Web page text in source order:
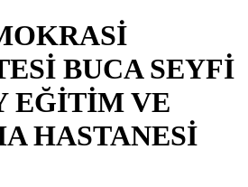
BUCA SEYFİ
EĞİTİM VE
HASTANESİ